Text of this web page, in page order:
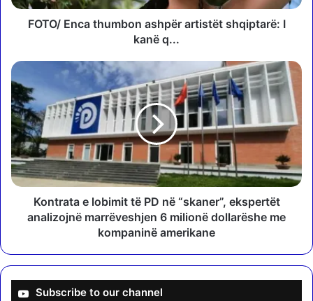
a
m
b
o
n
a
s
h
p
ë
i
FOTO/ Enca thumbon ashpër artistët shqiptarë: I
kanë q...
K
o
n
t
r
a
t
a
e
Kontrata e lobimit të PD në “skaner”, ekspertët
analizojnë marrëveshjen 6 milionë dollarëshe me
kompaninë amerikane
Subscribe to our channel